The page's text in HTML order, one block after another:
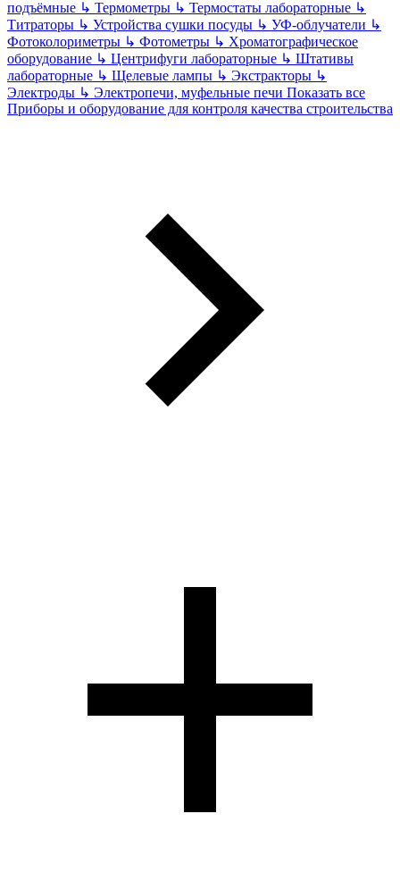
подъёмные ↳ Термометры ↳ Термостаты лабораторные ↳
Титраторы ↳ Устройства сушки посуды ↳ УФ-облучатели ↳
Фотоколориметры ↳ Фотометры ↳ Хроматографическое
оборудование ↳ Центрифуги лабораторные ↳ Штативы
лабораторные ↳ Щелевые лампы ↳ Экстракторы ↳
Электроды ↳ Электропечи, муфельные печи Показать все
Приборы и оборудование для контроля качества строительства